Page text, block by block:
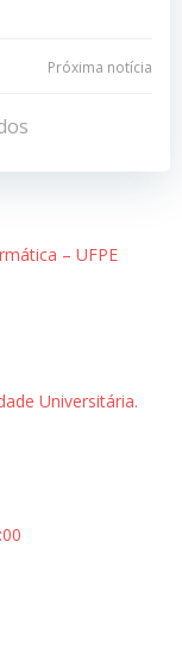
Próxima notícia
– UFPE
Universitária.